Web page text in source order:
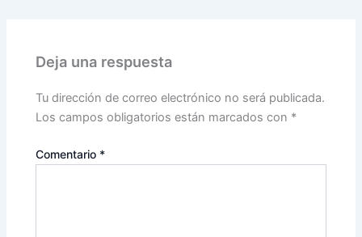
Deja una respuesta
Tu dirección de correo electrónico no será publicada.
Los campos obligatorios están marcados con *
Comentario *